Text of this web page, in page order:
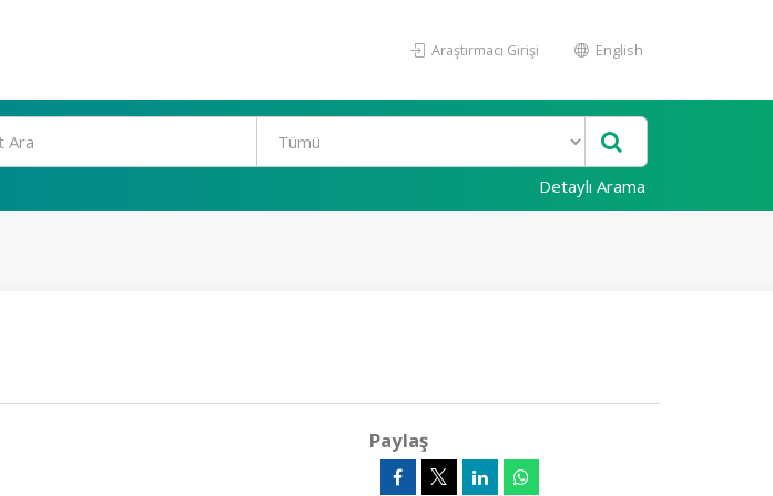
Araştırmacı Girişi English
Detaylı Arama
Paylaş